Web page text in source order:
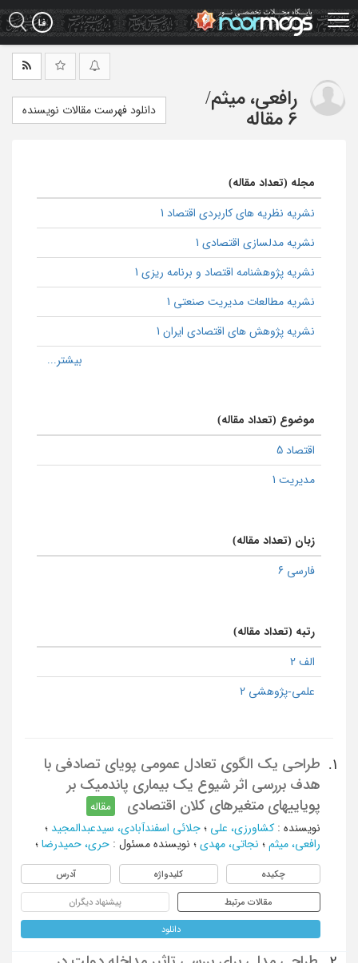
Skip
to
main
رافعی، میثم/
6 مقاله
دانلود فهرست مقالات نویسنده
مجله (تعداد مقاله)
نشریه نظریه های کاربردی اقتصاد 1
نشریه مدلسازی اقتصادی 1
نشریه پژوهشنامه اقتصاد و برنامه ریزی 1
نشریه مطالعات مدیریت صنعتی 1
نشریه پژوهش های اقتصادی ایران 1
موضوع (تعداد مقاله)
اقتصاد 5
مدیریت 1
زبان (تعداد مقاله)
فارسی 6
رتبه (تعداد مقاله)
الف 2
علمی-پژوهشی 2
1.
طراحی یک الگوی تعادل عمومی پویای تصادفی با
هدف بررسی اثر شیوع یک بیماری پاندمیک بر
پویایی‏های متغیرهای کلان اقتصادی
مقاله
نویسنده : کشاورزی، علی ؛ جلائی اسفندآبادی، سیدعبدالمجید ؛
رافعی، میثم ؛ نجاتی، مهدی ؛ نویسنده مسئول : حری، حمیدرضا ؛
چکیده کلیدواژه آدرس
مقالات مرتبط پیشنهاد دیگران
دانلود